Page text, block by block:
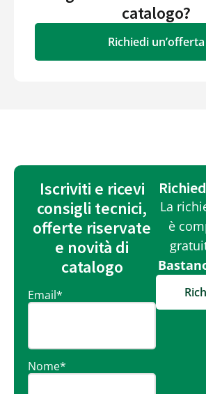
catalogo?
Richiedi un’offerta
Iscriviti e ricevi
consigli tecnici,
offerte riservate
e novità di
catalogo
Email*
Nome*
La
è